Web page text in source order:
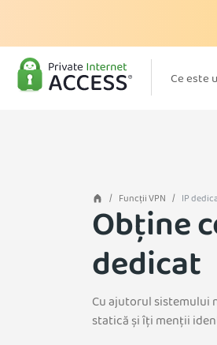
Ce este
Funcții VPN IP
Obține
dedicat
Cu ajutorul sistemului
statică și îți menții